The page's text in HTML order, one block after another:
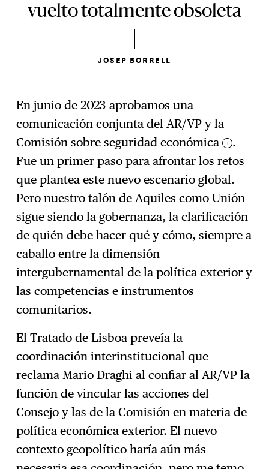
vuelto totalmente obsoleta
JOSEP BORRELL
En junio de 2023 aprobamos una
comunicación conjunta del AR/VP y la
Comisión sobre seguridad económica 1 .
Fue un primer paso para afrontar los retos
que plantea este nuevo escenario global.
Pero nuestro talón de Aquiles como Unión
sigue siendo la gobernanza, la clarificación
de quién debe hacer qué y cómo, siempre a
caballo entre la dimensión
intergubernamental de la política exterior y
las competencias e instrumentos
comunitarios.
El Tratado de Lisboa preveía la
coordinación interinstitucional que
reclama Mario Draghi al confiar al AR/VP la
función de vincular las acciones del
Consejo y las de la Comisión en materia de
política económica exterior. El nuevo
contexto geopolítico haría aún más